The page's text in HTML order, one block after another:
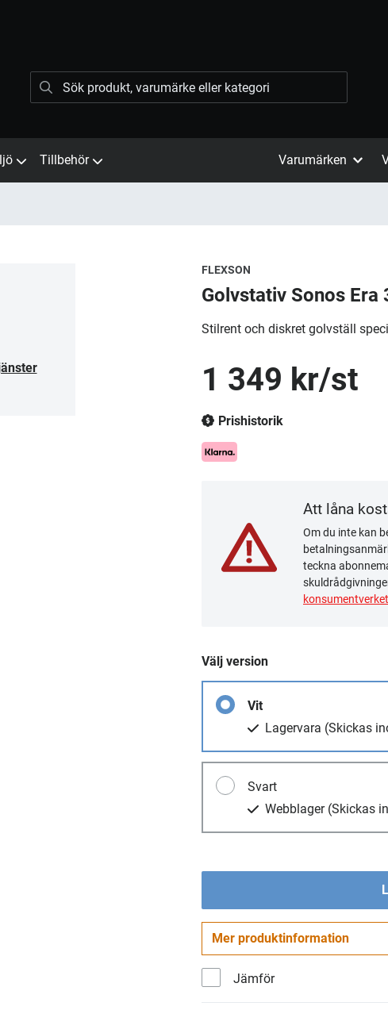
Tillbehör Varumärken
FLEXSON
Golvstativ Sonos Era
Stilrent och diskret golvställ
1 349 kr/st
Prishistorik
Att låna
Om du inte kan
teckna
Välj version
Vit
Lagervara (Skickas
Svart
Webblager (Skickas
Mer produktinformation
Jämför